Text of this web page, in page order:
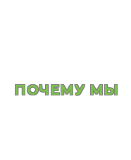
ПОЧЕМУ МЫ